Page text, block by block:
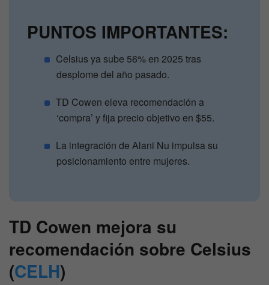
PUNTOS IMPORTANTES:
Celsius ya sube 56% en 2025 tras
desplome del año pasado.
TD Cowen eleva recomendación a
‘compra’ y fija precio objetivo en $55.
La integración de Alani Nu impulsa su
posicionamiento entre mujeres.
TD Cowen mejora su
recomendación sobre Celsius
(CELH)